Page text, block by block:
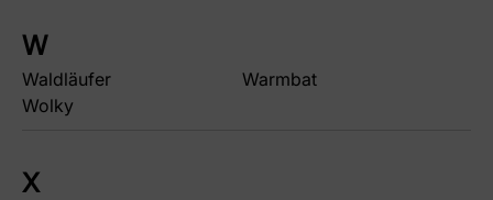
W
Waldläufer
Warmbat
Wolky
X